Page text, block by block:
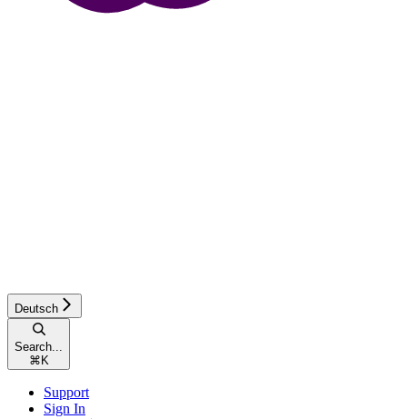
Deutsch
Search...
⌘ K
Support
Sign In